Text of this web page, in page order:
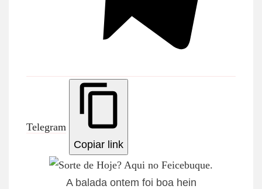
Telegram
Copiar link
A balada ontem foi boa hein